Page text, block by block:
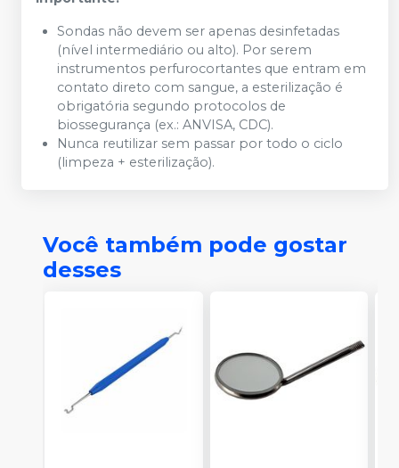
Sondas não devem ser apenas desinfetadas
(nível intermediário ou alto). Por serem
instrumentos perfurocortantes que entram em
contato direto com sangue, a esterilização é
obrigatória segundo protocolos de
biossegurança (ex.: ANVISA, CDC).
Nunca reutilizar sem passar por todo o ciclo
(limpeza + esterilização).
Você também pode gostar
desses